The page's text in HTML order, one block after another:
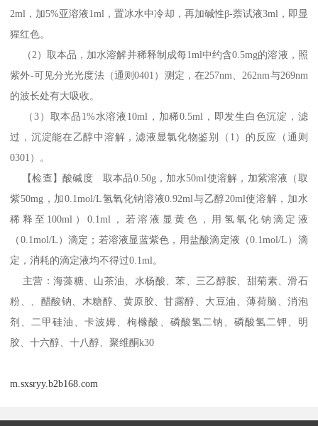
2ml，加5%亚溶液1ml，置冰水中冷却，再加碱性β-萘试液3ml，即显
猩红色。
（2）取本品，加水溶解并稀释制成每1ml中约含0.5mg的溶液，照
紫外-可见分光光度法（通则0401）测定，在257nm、262nm与269nm
的波长处有大吸收。
（3）取本品1%水溶液10ml，加稀0.5ml，即发生白色沉淀，滤
过，沉淀能在乙醇中溶解，滤液显氯化物鉴别（1）的反应（通则
0301）。
【检查】酸碱度 取本品0.50g，加水50ml使溶解，加紫溶液（取
紫50mg，加0.1mol/L氢氧化钠溶液0.92ml与乙醇20ml使溶解，加水
稀释至100ml）0.1ml，若溶液显黄色，用氢氧化钠滴定液
（0.1mol/L）滴定；若溶液显蓝紫色，用盐酸滴定液（0.1mol/L）滴
定，消耗的滴定液均不得过0.1ml。
主营：海藻糖、山茶油、水杨酸、苯、三乙醇胺、甜菊素、滑石
粉、、醋酸钠、木糖醇、黄原胶、甘露醇、大豆油、薄荷脑、消泡
剂、二甲硅油、卡波姆、枸橼酸、磷酸氢二钠、磷酸氢二钾、明
胶、十六醇、十八醇、聚维酮k30
m.sxsryy.b2b168.com